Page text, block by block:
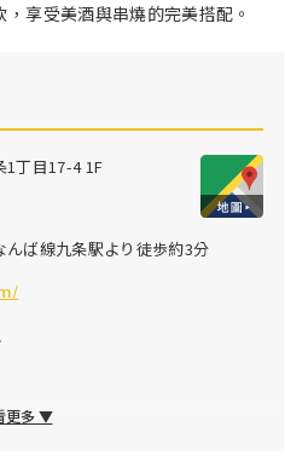
享受美酒與串燒的完美搭配。
1丁目17-4 1F
んば線九条駅より徒歩約3分
更多 ▼